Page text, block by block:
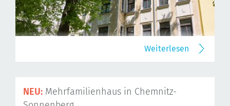
Weiterlesen
NEU: Mehrfamilienhaus in Chemnitz-